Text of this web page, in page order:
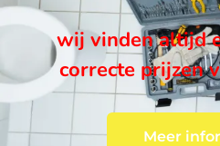
wij vinden altijd
correcte prijzen
Meer